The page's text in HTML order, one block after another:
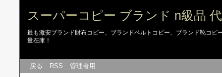
スーパーコピー ブランド n級品
最も激安ブランド財布コピー、ブランドベルトコピー、ブランド靴コ
量在庫！
戻る RSS 管理者用